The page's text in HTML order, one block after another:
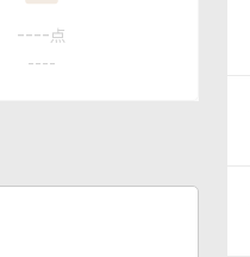
---- 点
----